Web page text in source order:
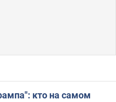
кто на самом